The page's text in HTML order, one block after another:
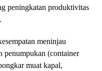
peningkatan produktivitas
meninjau
penumpukan (container
muat kapal,